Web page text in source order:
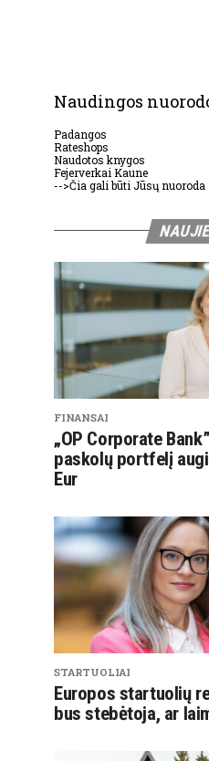
Naudingos
Padangos
Rateshops
Naudotos knygos
Fejerverkai Kaune
-->Čia gali būti Jūsų nuoroda
FINANSAI
„OP Corporate
paskolų portfelį
Eur
STARTUOLIAI
Europos startuolių
bus stebėtoja, ar